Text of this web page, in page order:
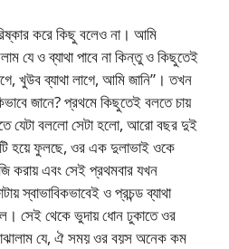
করে কিছু বলেও না। আমি
যে ও ব্যাথা পাবে না কিন্তু ও কিছুতেই
খুউব ব্যাথা লাগে, আমি জানি”। তখন
জানে? প্রথমে কিছুতেই বলতে চায়
যেটা বললো সেটা হলো, আরো বছর দুই
হয়ে ফুলছে, ওর এক দুলাভাই ওকে
করায় এবং সেই প্রথমবার যখন
স্বাভাবিকভাবেই ও প্রচন্ড ব্যাথা
সেই থেকে ভুদায় ধোন ঢুকাতে ওর
যে, ঐ সময় ওর বয়স অনেক কম